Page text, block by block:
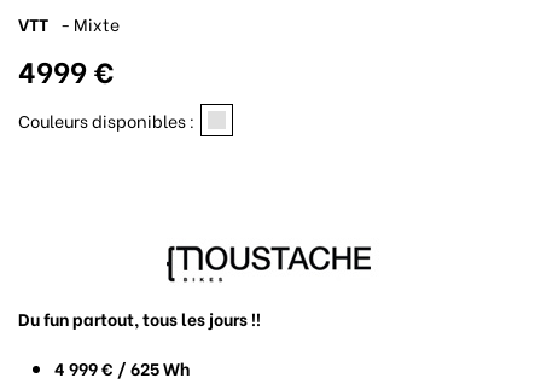
VTT - Mixte
4999 €
Couleurs disponibles :
Du fun partout, tous les jours !!
4 999 € / 625 Wh